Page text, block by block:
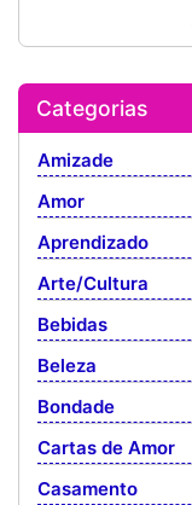
Categorias
Amizade
Amor
Aprendizado
Arte/Cultura
Bebidas
Beleza
Bondade
Cartas de Amor
Casamento